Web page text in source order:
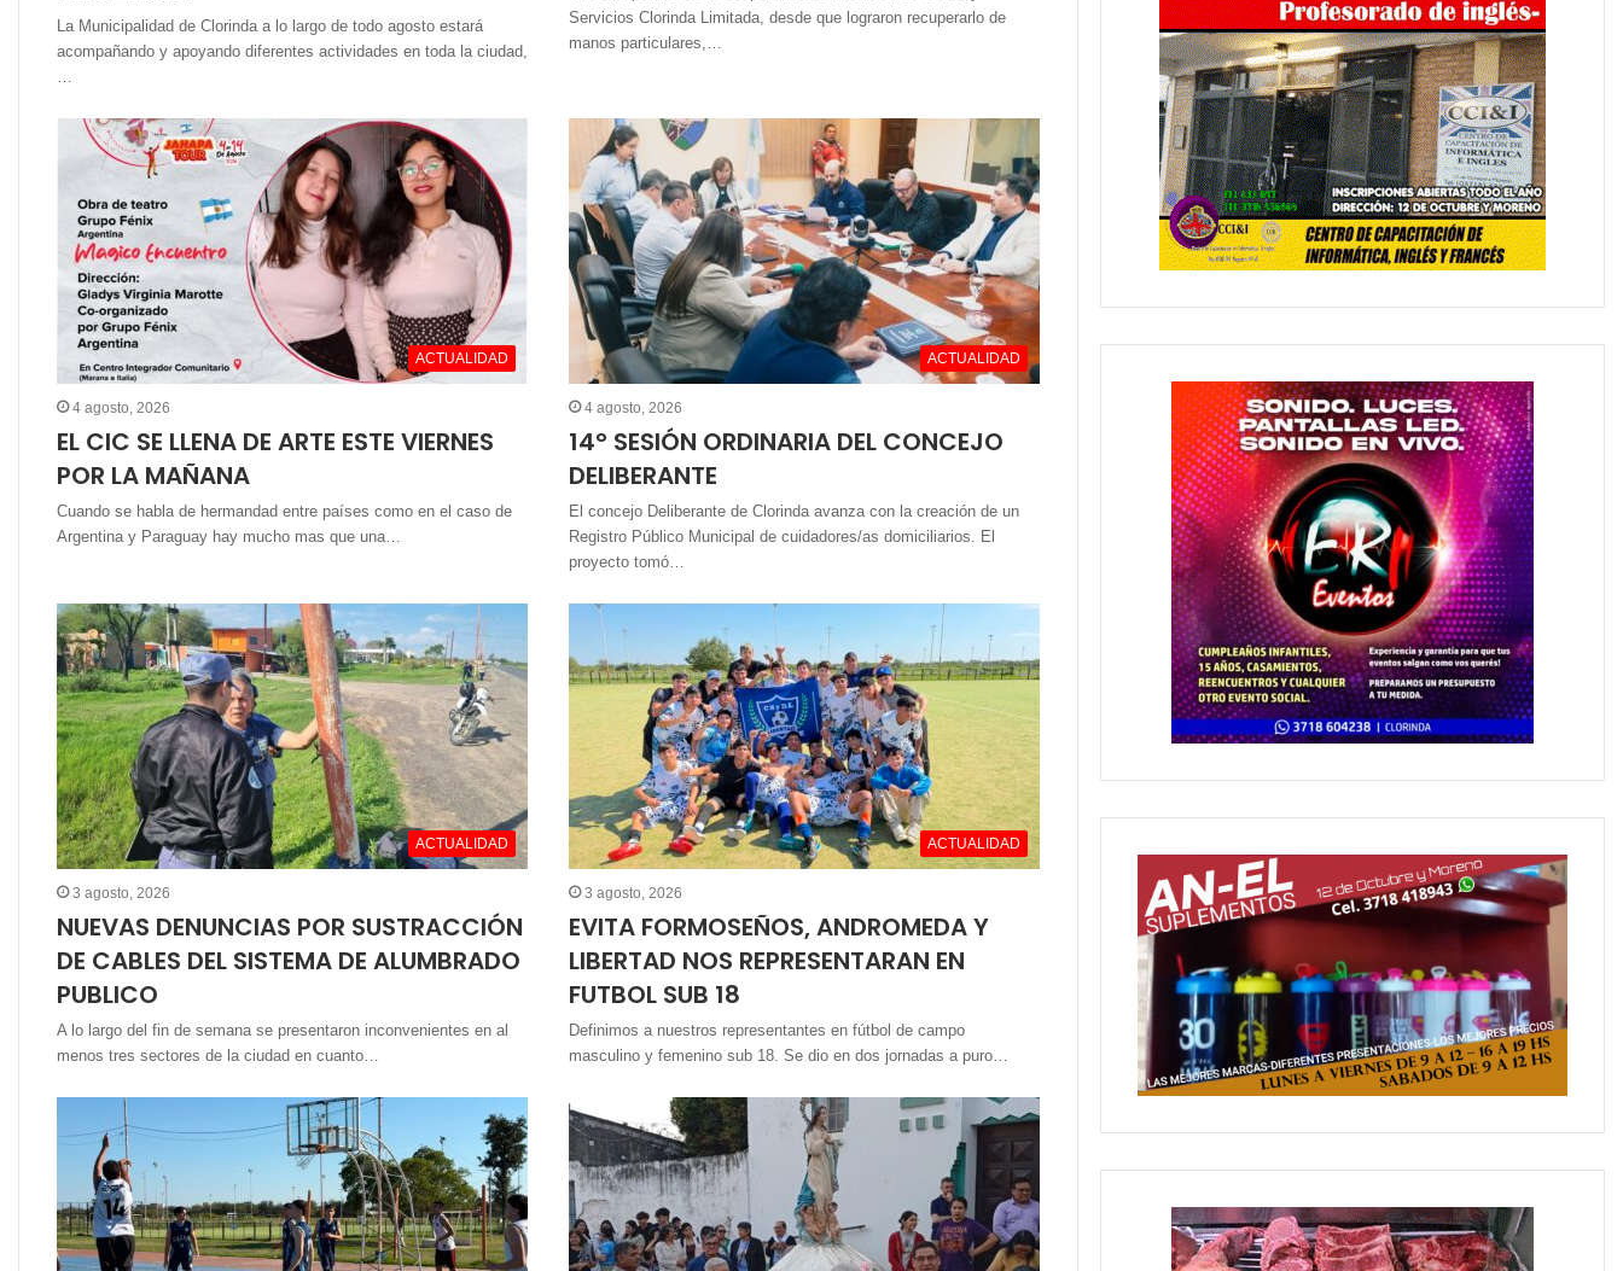
La Municipalidad de Clorinda a lo largo de todo agosto estará
acompañando y apoyando diferentes actividades en toda la ciudad,
Servicios Clorinda Limitada, desde que lograron recuperarlo de
manos particulares,…
ACTUALIDAD
4 agosto, 2026
EL CIC SE LLENA DE ARTE ESTE VIERNES
POR LA MAÑANA
Cuando se habla de hermandad entre países como en el caso de
Argentina y Paraguay hay mucho mas que una…
ACTUALIDAD
4 agosto, 2026
14° SESIÓN ORDINARIA DEL CONCEJO
DELIBERANTE
El concejo Deliberante de Clorinda avanza con la creación de un
Registro Público Municipal de cuidadores/as domiciliarios. El
proyecto tomó…
ACTUALIDAD
3 agosto, 2026
NUEVAS DENUNCIAS POR SUSTRACCIÓN
DE CABLES DEL SISTEMA DE ALUMBRADO
PUBLICO
A lo largo del fin de semana se presentaron inconvenientes en al
menos tres sectores de la ciudad en cuanto…
ACTUALIDAD
3 agosto, 2026
EVITA FORMOSEÑOS, ANDROMEDA Y
LIBERTAD NOS REPRESENTARAN EN
FUTBOL SUB 18
Definimos a nuestros representantes en fútbol de campo
masculino y femenino sub 18. Se dio en dos jornadas a puro…